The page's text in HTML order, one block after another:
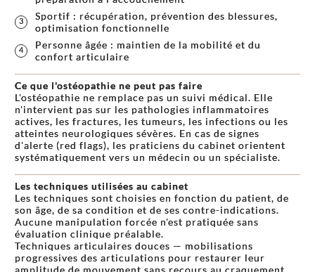
Sportif : récupération, prévention des blessures,
optimisation fonctionnelle
Personne âgée : maintien de la mobilité et du
confort articulaire
Ce que l'ostéopathie ne peut pas faire
L'ostéopathie ne remplace pas un suivi médical. Elle
n'intervient pas sur les pathologies inflammatoires
actives, les fractures, les tumeurs, les infections ou les
atteintes neurologiques sévères. En cas de signes
d'alerte (red flags), les praticiens du cabinet orientent
systématiquement vers un médecin ou un spécialiste.
Les techniques utilisées au cabinet
Les techniques sont choisies en fonction du patient, de
son âge, de sa condition et de ses contre-indications.
Aucune manipulation forcée n'est pratiquée sans
évaluation clinique préalable.
Techniques articulaires douces — mobilisations
progressives des articulations pour restaurer leur